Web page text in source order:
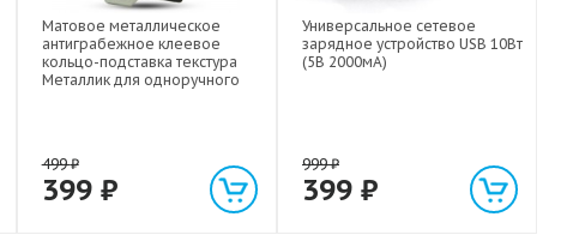
Матовое металлическое
антиграбежное клеевое
кольцо-подставка текстура
Металлик для одноручного
499₽
399 ₽
Универсальное сетевое
зарядное устройство USB 10Вт
(5В 2000мА)
999₽
399 ₽